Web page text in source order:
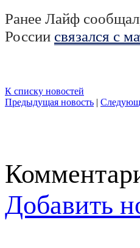
Ранее Лайф
России связался с
К списку новостей
Предыдущая новость |
Добавить